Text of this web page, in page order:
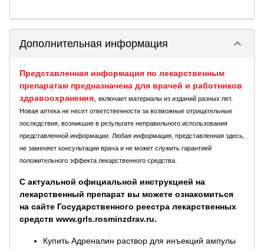
Дополнительная информация keyboard_arrow_down
Представленная информация по лекарственным
препаратам предназначена для врачей и работников
здравоохранения
включает материалы из изданий разных лет.
Новая аптека не несет ответственности за возможные отрицательные
последствия, возникшие в результате неправильного использования
представленной информации. Любая информация, представленная здесь,
не заменяет консультации врача и не может служить гарантией
положительного эффекта лекарственного средства.
С актуальной официальной инструкцией на
лекарственный препарат вы можете ознакомиться
на сайте Государственного реестра лекарственных
средств www.grls.rosminzdrav.ru.
Купить Адреналин раствор для инъекций ампулы